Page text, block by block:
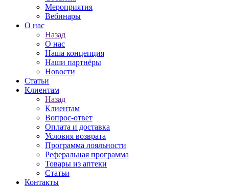
Мероприятия
Вебинары
О нас
Назад
О нас
Наша концепция
Наши партнёры
Новости
Статьи
Клиентам
Назад
Клиентам
Вопрос-ответ
Оплата и доставка
Условия возврата
Программа лояльности
Реферальная программа
Товары из аптеки
Статьи
Контакты